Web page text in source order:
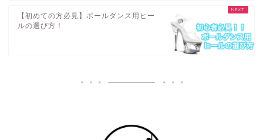
【初めての方必見】ポールダンス用ヒー
ルの選び方！